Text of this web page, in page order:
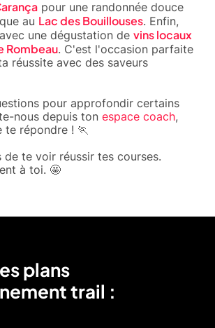
pour une randonnée douce
au Lac des Bouillouses. Enfin,
une dégustation de vins locaux
Rombeau. C'est l'occasion parfaite
réussite avec des saveurs
pour approfondir certains
nous depuis ton espace coach,
te répondre ! 🏃
de te voir réussir tes courses.
à toi. 🤩
plans
trail :